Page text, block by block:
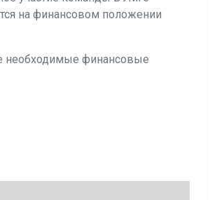
на финансовом положении
необходимые финансовые